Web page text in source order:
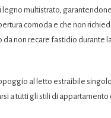
multistrato,
comoda e che non
non recare fastidio durante
al letto estraibile
a tutti gli stili di appartamento